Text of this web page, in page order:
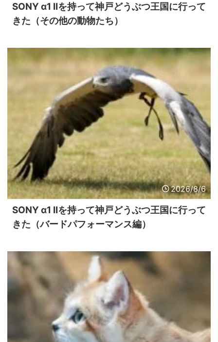
SONY α1 IIを持って神戸どうぶつ王国に行って
きた（その他の動物たち）
2026/8/6
SONY α1 IIを持って神戸どうぶつ王国に行って
きた（バードパフォーマンス編）